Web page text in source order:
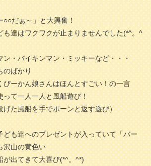
○○だぁ～」と大興奮！
も達はワクワクが止まりませんでした(*^。^
ン・バイキンマン・ミッキーなど・・・
のばかり
ぴーかん娘さんはほんとすごい！の一言
って一人一人と風船遊び！
げた風船を手でポーンと返す遊び）
ども達へのプレゼントが入っていて「バー
沢山の黄色い
が出てきて大喜び(*^。^*)